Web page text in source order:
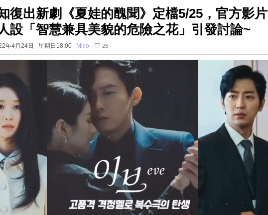
復出新劇《夏娃的醜聞》定檔5/25，官方影片
設「智慧兼具美貌的危險之花」引發討論~
年4月24日 星期日18:00 Mico 28